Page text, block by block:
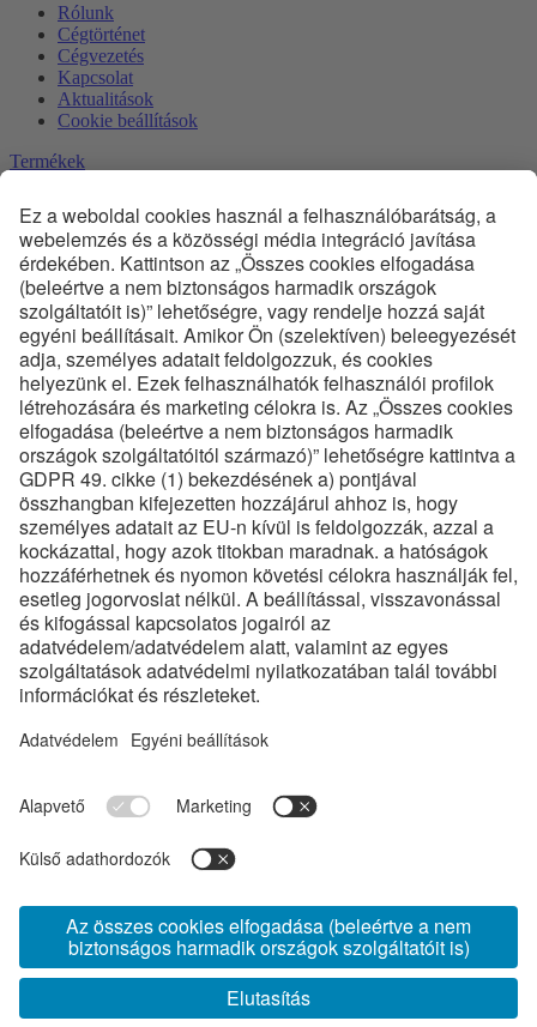
Rólunk
Cégtörténet
Cégvezetés
Kapcsolat
Aktualitások
Cookie beállítások
Termékek
Phoenix kitérők és átszelések
Egyéb felépítményi szerkezetek
Termékdokumentáció
Diagnosztika és Monitoring
Innováció
Szolgáltatások
Mérnöki szolgáltatások
Előszerelt kitérők
Első karbantartás
Rendszeres karbantartás
Oktatás
Kompetencia és Innováció
Technológia
Minőség
HSE
Karrier
Állásajánlatok
Gyakornoki Program
Képtár
ÁSZF
Tanúsítványok
Általános Beszerzési Feltételek
Biztonsági szabályzat tájékoztató KÜLSŐS partnerek részére